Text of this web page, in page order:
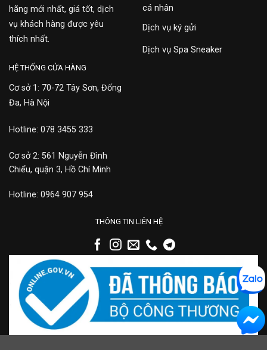
hãng mới nhất, giá tốt, dịch
vụ khách hàng được yêu
thích nhất.
cá nhân
Dịch vụ ký gửi
Dịch vụ Spa Sneaker
HỆ THỐNG CỬA HÀNG
Cơ sở 1: 70-72 Tây Sơn, Đống
Đa, Hà Nội
Hotline: 078 3455 333
Cơ sở 2: 561 Nguyễn Đình
Chiểu, quận 3, Hồ Chí Minh
Hotline: 0964 907 954
THÔNG TIN LIÊN HỆ